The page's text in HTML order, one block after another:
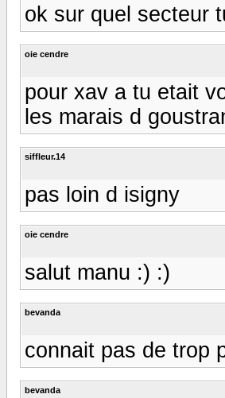
ok sur quel secteur
oie cendre
pour xav a tu etait
les marais d
siffleur.14
pas loin d isigny
oie cendre
salut manu :) :)
bevanda
connait pas de trop
bevanda